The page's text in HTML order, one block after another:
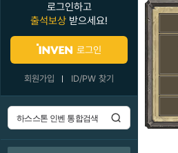
로그인하고
출석보상 받으세요!
로그인
회원가입 ID/PW 찾기